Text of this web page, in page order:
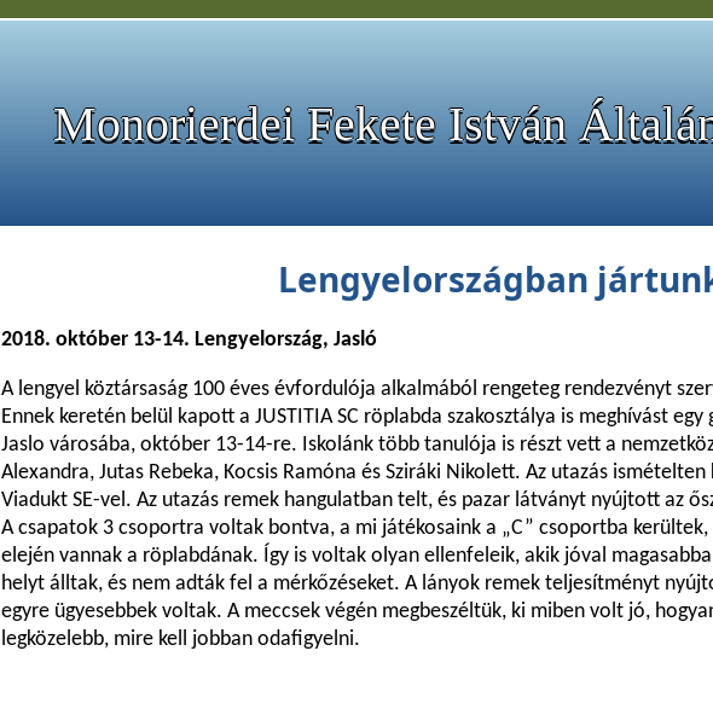
Monorierdei Fekete István
Lengyelországban
2018. október 13-14. Lengyelország, Jasló
A lengyel köztársaság 100 éves évfordulója alkalmából rengeteg rendezvényt
Ennek keretén belül kapott a JUSTITIA SC röplabda szakosztálya is meghívást
Jaslo városába, október 13-14-re. Iskolánk több tanulója is részt vett a
Alexandra, Jutas Rebeka, Kocsis Ramóna és Sziráki Nikolett. Az utazás
Viadukt SE-vel. Az utazás remek hangulatban telt, és pazar látványt nyújtott az
A csapatok 3 csoportra voltak bontva, a mi játékosaink a „C” csoportba
elején vannak a röplabdának. Így is voltak olyan ellenfeleik, akik jóval
helyt álltak, és nem adták fel a mérkőzéseket. A lányok remek teljesítményt
egyre ügyesebbek voltak. A meccsek végén megbeszéltük, ki miben volt jó,
legközelebb, mire kell jobban odafigyelni.